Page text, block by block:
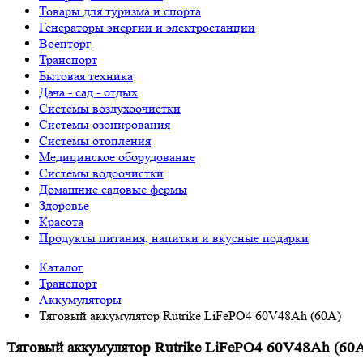
Товары для туризма и спорта
Генераторы энергии и электростанции
Военторг
Транспорт
Бытовая техника
Дача - сад - отдых
Системы воздухоочистки
Системы озонирования
Системы отопления
Медицинское оборудование
Системы водоочистки
Домашние садовые фермы
Здоровье
Красота
Продукты питания, напитки и вкусные подарки
Каталог
Транспорт
Аккумуляторы
Тяговый аккумулятор Rutrike LiFePO4 60V48Ah (60A)
Тяговый аккумулятор Rutrike LiFePO4 60V48Ah